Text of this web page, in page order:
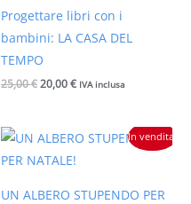
Progettare libri con i
bambini: LA CASA DEL
TEMPO
25,00€20,00€ IVA inclusa
In vendita!
UN ALBERO STUPENDO PER
Il
prezzo
originale
25,00 €.
Il
prezzo
20,00 €.